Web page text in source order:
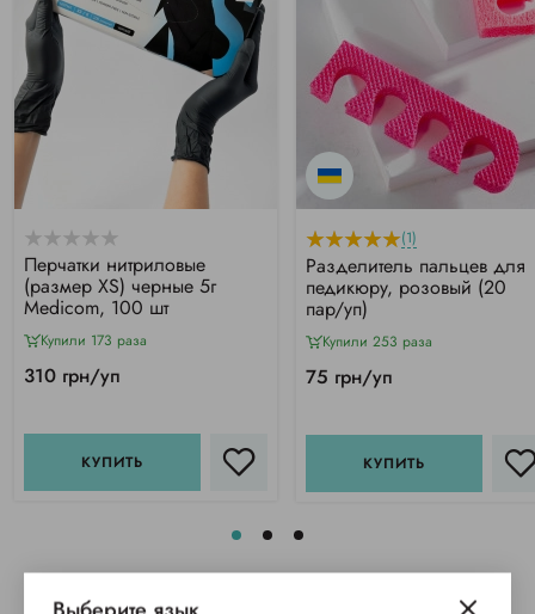
Перчатки нитриловые
(размер XS) черные 5г
Medicom, 100 шт
Купили 173 раза
310 грн/уп
КУПИТЬ
(1)
Разделитель пальцев для
педикюру, розовый (20
пар/уп)
Купили 253 раза
75 грн/уп
КУПИТЬ